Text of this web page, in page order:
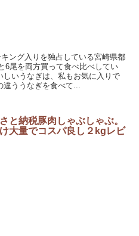
ング入りを独占している宮崎県都
6尾を両方買って食べ比べしてい
しいうなぎは、私もお気に入りで
ううなぎを食べて...
と納税豚肉しゃぶしゃぶ。
大量でコスパ良し２kgレビ